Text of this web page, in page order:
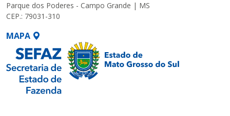
Parque dos Poderes - Campo Grande | MS
CEP.: 79031-310
MAPA